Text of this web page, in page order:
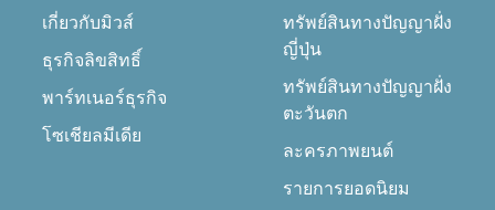
เกี่ยวกับมิวส์
ธุรกิจลิขสิทธิ์
พาร์ทเนอร์ธุรกิจ
โซเชียลมีเดีย
ทรัพย์สินทางปัญญาฝั่ง
ญี่ปุ่น
ทรัพย์สินทางปัญญาฝั่ง
ตะวันตก
ละครภาพยนต์
รายการยอดนิยม